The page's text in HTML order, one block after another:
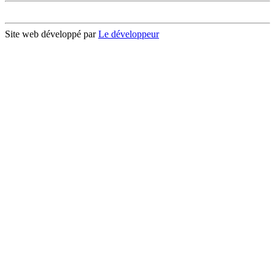
Site web développé parLe développeur